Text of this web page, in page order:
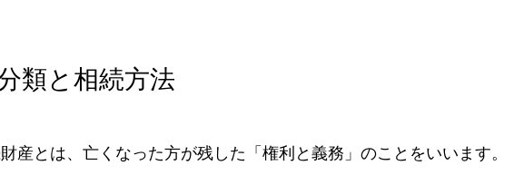
類と相続方法
産とは、亡くなった方が残した「権利と義務」のことをいいます。